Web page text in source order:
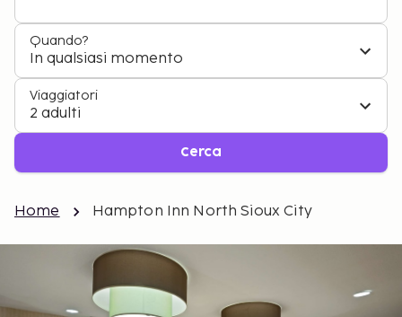
Quando?
In qualsiasi momento
Viaggiatori
2 adulti
Cerca
Home Hampton Inn North Sioux City